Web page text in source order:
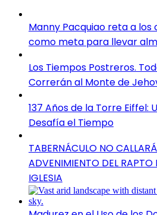
Manny Pacquiao reta a los
como meta para llevar
Los Tiempos Postreros.
Correrán al Monte de
137 Años de la Torre Eiffel:
Desafía el Tiempo
TABERNÁCULO NO
ADVENIMIENTO DEL RAPTO
IGLESIA